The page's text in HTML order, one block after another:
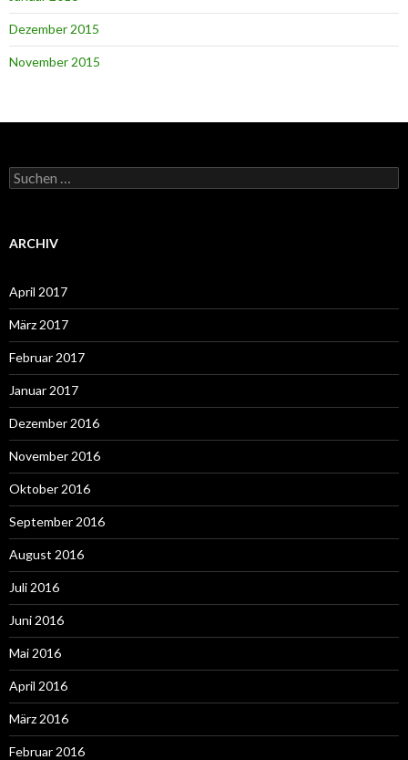
Dezember 2015
November 2015
Suchen
nach:
ARCHIV
April 2017
März 2017
Februar 2017
Januar 2017
Dezember 2016
November 2016
Oktober 2016
September 2016
August 2016
Juli 2016
Juni 2016
Mai 2016
April 2016
März 2016
Februar 2016